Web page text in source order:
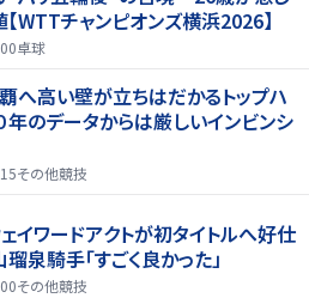
WTTチャンピオンズ横浜2026】
卓球
覇へ高い壁が立ちはだかるトップハ
年のデータからは厳しいインビンシ
その他競技
ェイワードアクトが初タイトルへ好仕
泉騎手「すごく良かった」
その他競技